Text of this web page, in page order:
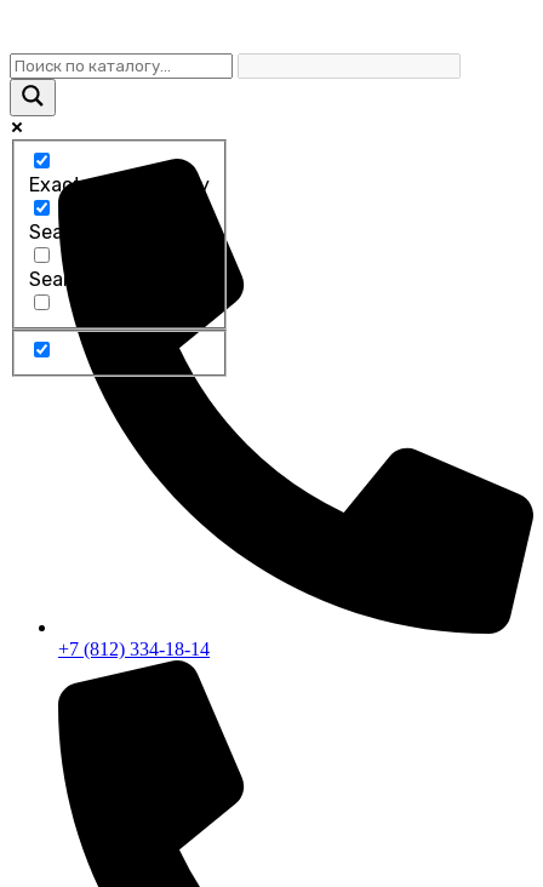
Exact matches only
Search in title
Search in content
+7 (812) 334-18-14